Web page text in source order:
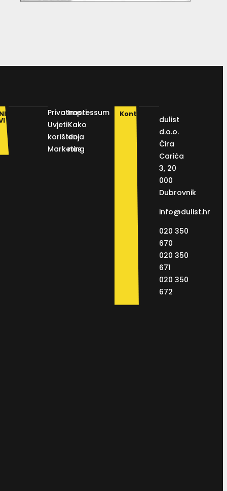
Privatnosti
Uvjeti
korištenja
Marketing
Impressum
Kako
do
nas
Kontakt
dulist
d.o.o.
Ćira
Carića
3, 20
000
Dubrovnik
info@dulist.hr
020 350
670
020 350
671
020 350
672